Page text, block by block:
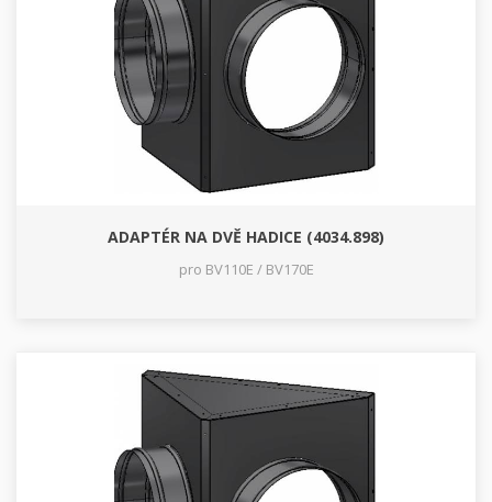
ADAPTÉR NA DVĚ HADICE (4034.898)
pro BV110E / BV170E